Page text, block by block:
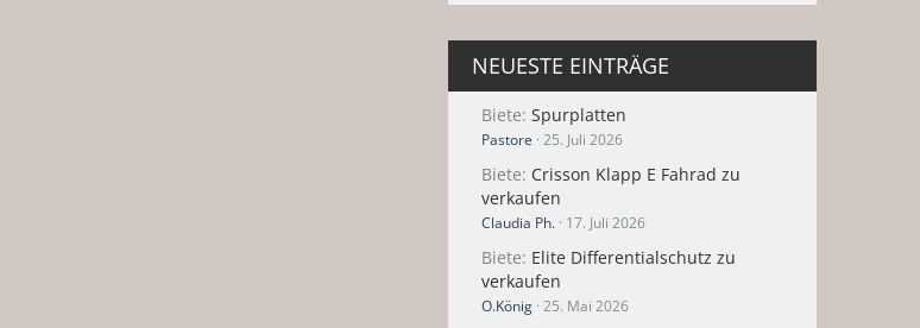
NEUESTE EINTRÄGE
Biete Spurplatten
Pastore 25. Juli 2026
Biete Crisson Klapp E Fahrad zu
verkaufen
Claudia Ph. 17. Juli 2026
Biete Elite Differentialschutz zu
verkaufen
O.König 25. Mai 2026